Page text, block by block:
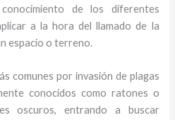
de los diferentes
a la hora del llamado de la
espacio o terreno.
comunes por invasión de plagas
conocidos como ratones o
oscuros, entrando a buscar